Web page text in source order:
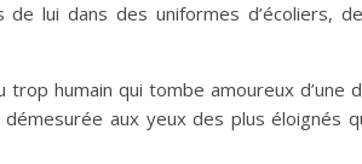
lui dans des uniformes d’écoliers,
humain qui tombe amoureux d’une
aux yeux des plus éloignés